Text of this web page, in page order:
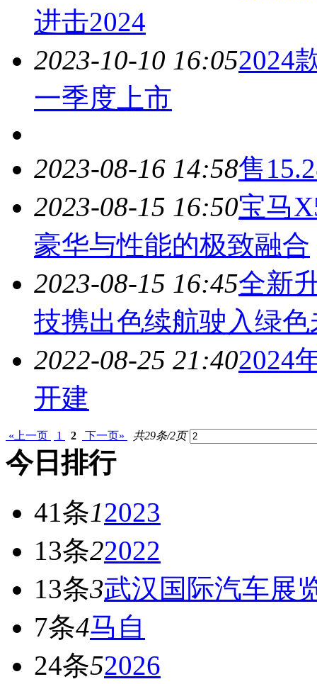
进击2024
2023-10-10 16:052024
一季度上市
2023-08-16 14:58售
2023-08-15 16:50宝马
豪华与性能的极致融合
2023-08-15 16:45全新
技携出色续航驶入绿色
2022-08-25 21:402024
开建
«上一页 1 2 下一页» 共29条/2页
今日排行
41条12023
13条22022
13条3武汉国际汽车展
7条4马自
24条52026